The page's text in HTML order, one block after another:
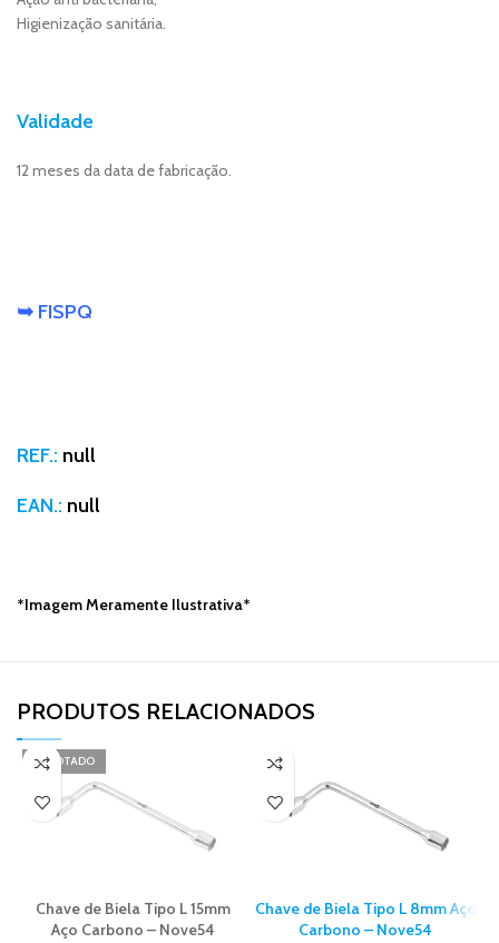
Higienização sanitária.
Validade
12 meses da data de fabricação.
➥ FISPQ
REF.: null
EAN.: null
*Imagem Meramente Ilustrativa*
PRODUTOS RELACIONADOS​
ESGOTADO
Chave de Biela Tipo L 15mm
Aço Carbono – Nove54
Chave de Biela Tipo L 8mm Aço
Carbono – Nove54